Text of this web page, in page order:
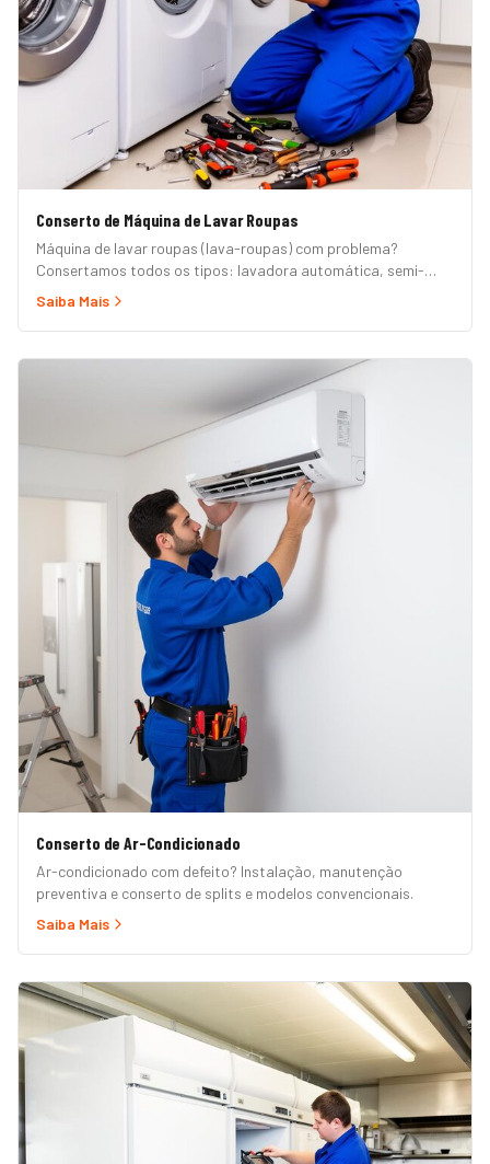
Conserto de Máquina de Lavar Roupas
Máquina de lavar roupas (lava-roupas) com problema?
Consertamos todos os tipos: lavadora automática, semi-
automática, tanquinho, abertura superior e frontal. Marcas
Continental e Mueller. Atendimento em domicílio com
orçamento grátis.
Saiba Mais
Conserto de Ar-Condicionado
Ar-condicionado com defeito? Instalação, manutenção
preventiva e conserto de splits e modelos convencionais.
Saiba Mais